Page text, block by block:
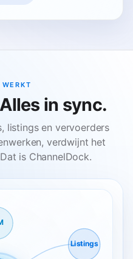
in sync.
listings en vervoerders
verdwijnt het
is ChannelDock.
Listings